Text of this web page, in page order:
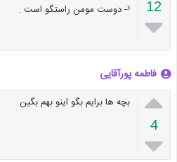
12

³- دوست مومن راستگو است .
فاطمه پورآقایی

4

بچه ها برایم بگو اینو بهم بگین